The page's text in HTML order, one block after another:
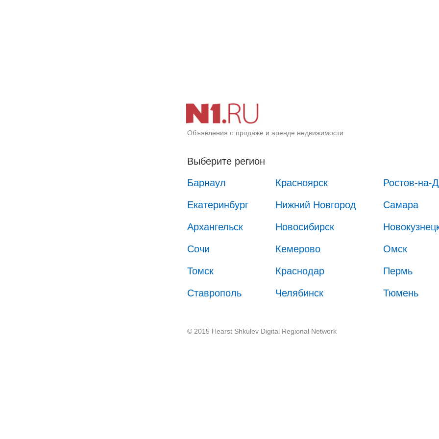
Объявления о продаже и аренде недвижимости
Выберите регион
Барнаул
Красноярск Ростов-на-
Екатеринбург Нижний Новгород Самара
Архангельск Новосибирск
Сочи Кемерово Омск
Томск Краснодар Пермь
Ставрополь Челябинск Тюмень
© 2015 Hearst Shkulev Digital Regional Network